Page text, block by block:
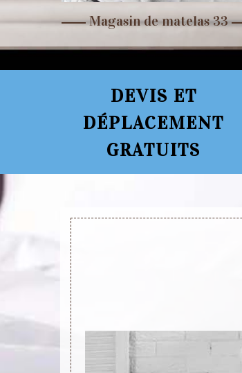
33 Magasin de matelas 33
DEVIS ET
DÉPLACEMENT
GRATUITS